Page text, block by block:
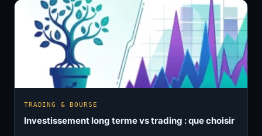
TRADING & BOURSE
Investissement long terme vs trading : que choisir